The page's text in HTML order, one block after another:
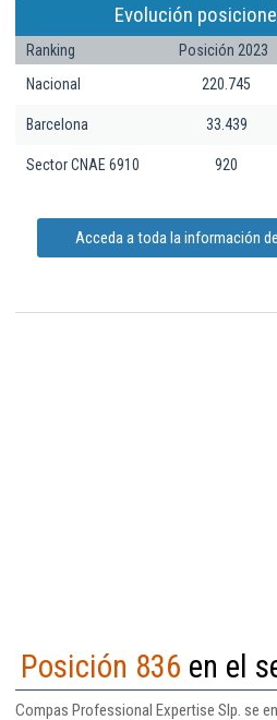
Evolución
Ranking Posición 2023
Nacional
220.745
Barcelona 33.439
Sector CNAE 6910 920
Acceda a toda la información
Posición 836 en el
Compas Professional Expertise Slp. se